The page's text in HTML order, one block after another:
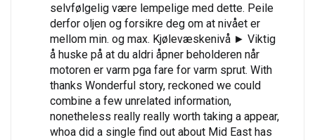
selvfølgelig være lempelige med dette. Peile
derfor oljen og forsikre deg om at nivået er
mellom min. og max. Kjølevæskenivå ► Viktig
å huske på at du aldri åpner beholderen når
motoren er varm pga fare for varm sprut. With
thanks Wonderful story, reckoned we could
combine a few unrelated information,
nonetheless really really worth taking a appear,
whoa did a single find out about Mid East has